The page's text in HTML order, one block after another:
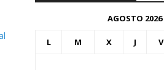
AGOSTO 2026
L M X J V